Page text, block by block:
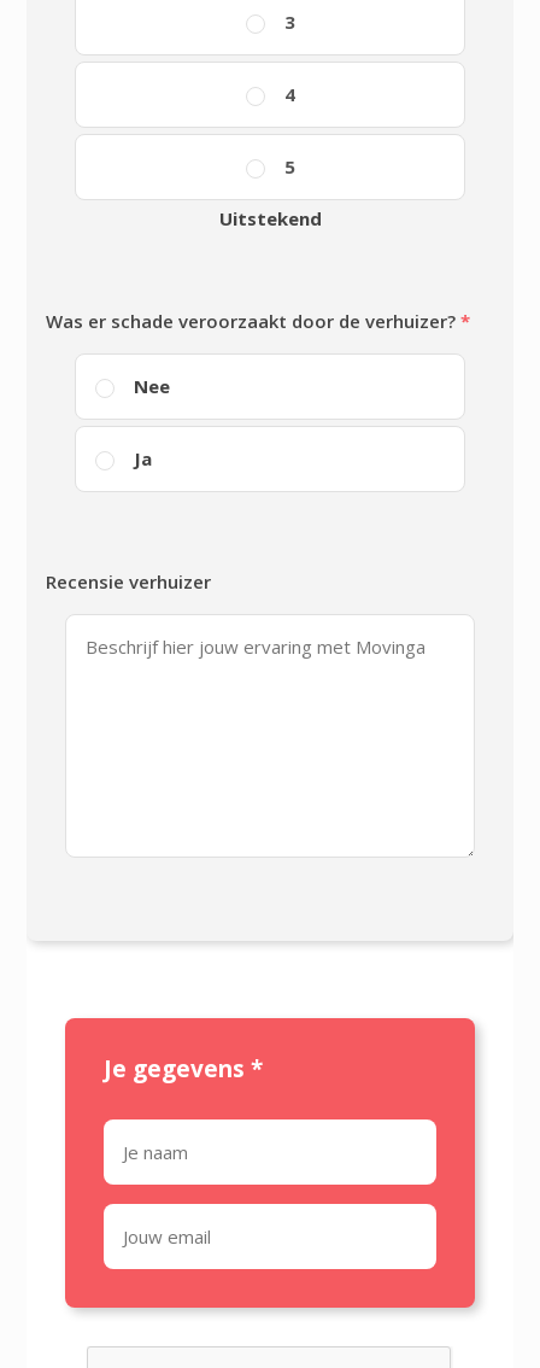
3
4
5
Uitstekend
Was er schade veroorzaakt door de verhuizer?*
Nee
Ja
Recensie verhuizer
Je gegevens*